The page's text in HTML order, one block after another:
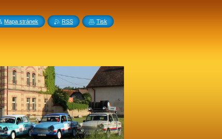
Mapa stránek RSS Tisk